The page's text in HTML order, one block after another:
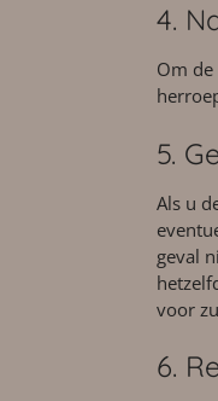
4.
Om
5.
Als u
geval
voor
6.